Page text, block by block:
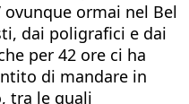
ormai nel Bel
dai poligrafici e dai
per 42 ore ci ha
di mandare in
tra le quali